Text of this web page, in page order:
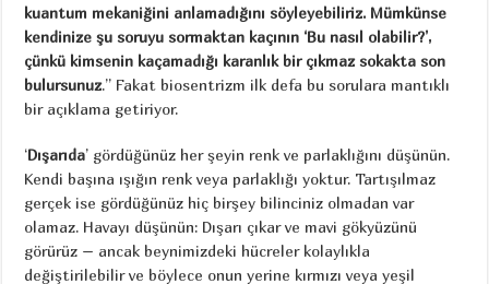
kuantum mekaniğini anlamadığını söyleyebiliriz. Mümkünse
kendinize şu soruyu sormaktan kaçının ‘Bu nasıl olabilir?’,
çünkü kimsenin kaçamadığı karanlık bir çıkmaz sokakta son
bulursunuz.” Fakat biosentrizm ilk defa bu sorulara mantıklı
bir açıklama getiriyor.
‘Dışarıda’ gördüğünüz her şeyin renk ve parlaklığını düşünün.
Kendi başına ışığın renk veya parlaklığı yoktur. Tartışılmaz
gerçek ise gördüğünüz hiç birşey bilinciniz olmadan var
olamaz. Havayı düşünün: Dışarı çıkar ve mavi gökyüzünü
görürüz – ancak beynimizdeki hücreler kolaylıkla
değiştirilebilir ve böylece onun yerine kırmızı veya yeşil